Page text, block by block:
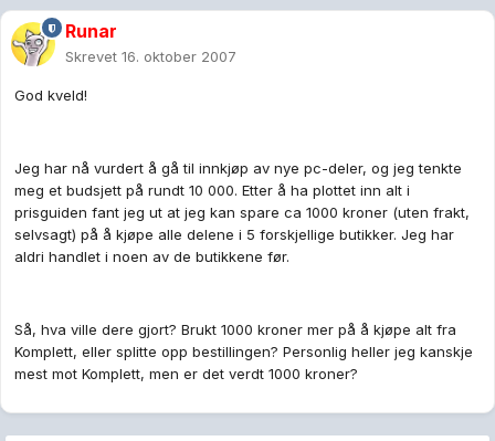
Runar
Skrevet 16. oktober 2007
God kveld!
Jeg har nå vurdert å gå til innkjøp av nye pc-deler, og jeg tenkte
meg et budsjett på rundt 10 000. Etter å ha plottet inn alt i
prisguiden fant jeg ut at jeg kan spare ca 1000 kroner (uten frakt,
selvsagt) på å kjøpe alle delene i 5 forskjellige butikker. Jeg har
aldri handlet i noen av de butikkene før.
Så, hva ville dere gjort? Brukt 1000 kroner mer på å kjøpe alt fra
Komplett, eller splitte opp bestillingen? Personlig heller jeg kanskje
mest mot Komplett, men er det verdt 1000 kroner?